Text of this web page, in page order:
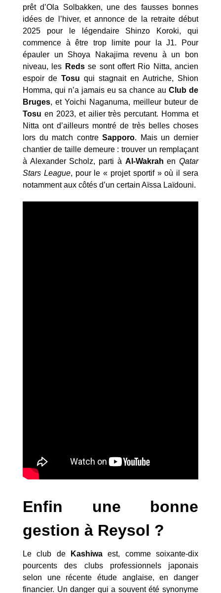
prêt d’Ola Solbakken, une des fausses bonnes
idées de l’hiver, et annonce de la retraite début
2025 pour le légendaire Shinzo Koroki, qui
commence à être trop limite pour la J1. Pour
épauler un Shoya Nakajima revenu à un bon
niveau, les Redsse sont offert Rio Nitta, ancien
espoir de Tosu qui stagnait en Autriche, Shion
Homma, qui n’a jamais eu sa chance au Club de
Bruges, et Yoichi Naganuma, meilleur buteur de
Tosu en 2023, et ailier très percutant. Homma et
Nitta ont d’ailleurs montré de très belles choses
lors du match contreSapporo. Mais un dernier
chantier de taille demeure : trouver un remplaçant
à Alexander Scholz, parti à Al-WakrahenQatar
Stars League, pour le « projet sportif » où il sera
notamment aux côtés d’un certain Aïssa Laïdouni.
Enfin une bonne
gestion à Reysol ?
Le club de Kashiwa est, comme soixante-dix
pourcents des clubs professionnels japonais
selon une récente étude anglaise, en danger
financier. Un danger qui a souvent été synonyme